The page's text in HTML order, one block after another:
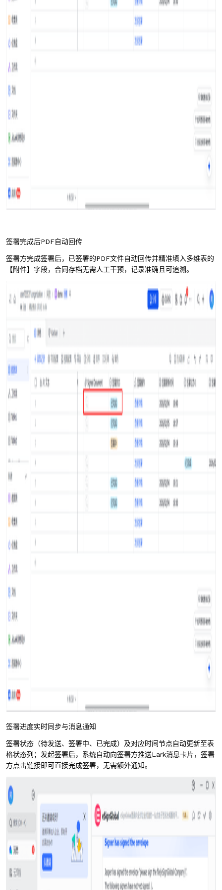
签署完成后PDF自动回传
签署方完成签署后，已签署的PDF文件自动回传并精准填入多维表的
【附件】字段，合同存档无需人工干预，记录准确且可追溯。
签署进度实时同步与消息通知
签署状态（待发送、签署中、已完成）及对应时间节点自动更新至表
格状态列；发起签署后，系统自动向签署方推送Lark消息卡片，签署
方点击链接即可直接完成签署，无需额外通知。